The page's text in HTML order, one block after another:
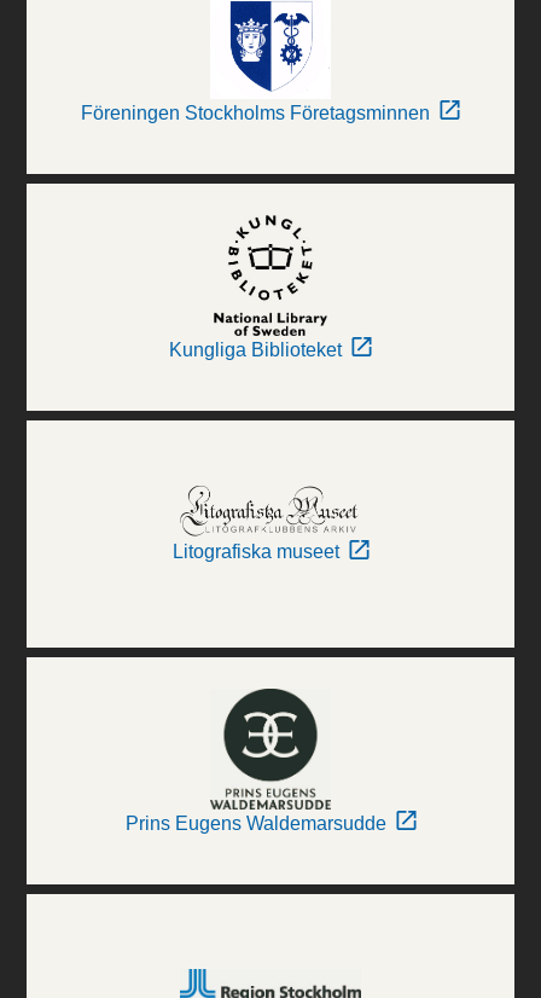
Föreningen Stockholms Företagsminnen
Kungliga Biblioteket
Litografiska museet
Prins Eugens Waldemarsudde